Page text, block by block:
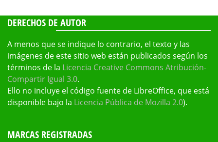
DERECHOS DE AUTOR
A menos que se indique lo contrario, el texto y las
imágenes de este sitio web están publicados según los
términos de la Licencia Creative Commons Atribución-
Compartir Igual 3.0.
Ello no incluye el código fuente de LibreOffice, que está
disponible bajo la Licencia Pública de Mozilla 2.0).
MARCAS REGISTRADAS